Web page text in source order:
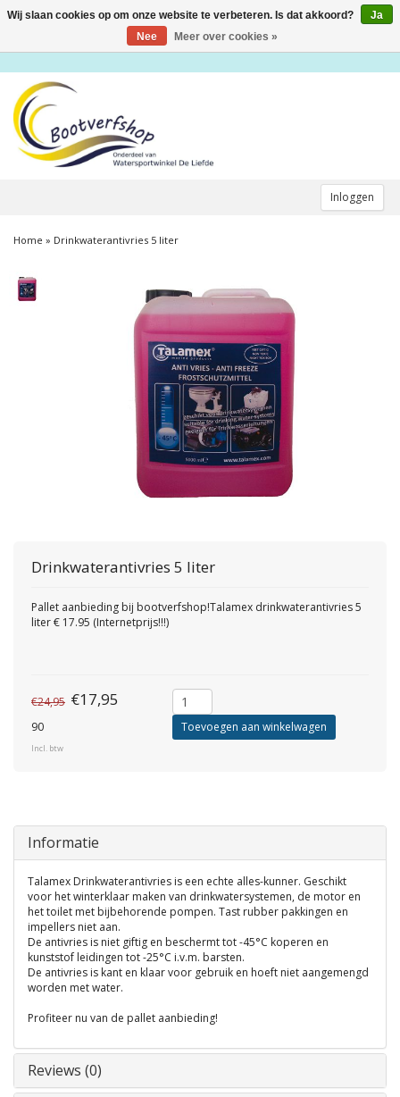
Inloggen
Toggle
Home » Drinkwaterantivries 5 liter
Drinkwaterantivries 5 liter
Pallet aanbieding bij bootverfshop!Talamex drinkwaterantivries 5
liter € 17.95 (Internetprijs!!!)
€24,95 €17,95
90
Incl. btw
Toevoegen aan winkelwagen
Informatie
Talamex Drinkwaterantivries is een echte alles-kunner. Geschikt
voor het winterklaar maken van drinkwatersystemen, de motor en
het toilet met bijbehorende pompen. Tast rubber pakkingen en
impellers niet aan.
De antivries is niet giftig en beschermt tot -45°C koperen en
kunststof leidingen tot -25°C i.v.m. barsten.
De antivries is kant en klaar voor gebruik en hoeft niet aangemengd
worden met water.
Profiteer nu van de pallet aanbieding!
Reviews (0)
Wij slaan cookies op om onze website te verbeteren. Is dat akkoord?
Ja
Nee
Meer over cookies »